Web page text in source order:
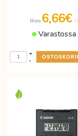
Hinta 6,66€ /
Varastossa
-
+